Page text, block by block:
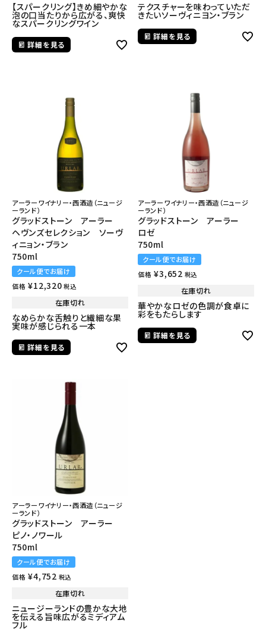
【スパークリング】きめ細やかな
泡の口当たりから広がる、爽快
なスパークリングワイン
詳細を見る
テクスチャーを味わっていただ
きたいソーヴィニヨン・ブラン
詳細を見る
アーラーワイナリー・西酒造（ニュージ
ーランド）
グラッドストーン アーラー
ヘヴンズセレクション ソーヴ
ィニョン・ブラン
750ml
クール便でお届け
価格 ¥12,320 税込
在庫切れ
なめらかな舌触りと繊細な果
実味が感じられる一本
詳細を見る
アーラーワイナリー・西酒造（ニュージ
ーランド）
グラッドストーン アーラー
ロゼ
750ml
クール便でお届け
価格 ¥3,652 税込
在庫切れ
華やかなロゼの色調が食卓に
彩をもたらします
詳細を見る
アーラーワイナリー・西酒造（ニュージ
ーランド）
グラッドストーン アーラー
ピノ・ノワール
750ml
クール便でお届け
価格 ¥4,752 税込
在庫切れ
ニュージーランドの豊かな大地
を伝える旨味広がるミディアム
フル